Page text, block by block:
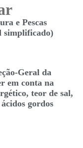
e Pescas
simplificado)
Geral da
em conta na
teor de sal,
gordos